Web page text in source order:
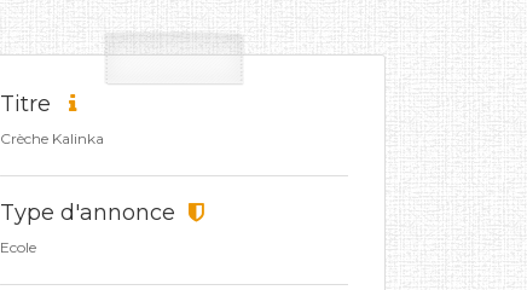
Titre
Crèche Kalinka
Type d'annonce
Ecole